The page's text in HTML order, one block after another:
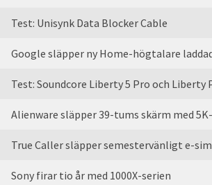
Test: Unisynk Data Blocker Cable
True Caller släpper semestervänligt e-sim
Sony firar tio år med 1000X-serien